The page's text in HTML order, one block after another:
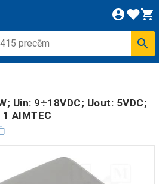
Uin: 9÷18VDC; Uout: 5VDC;
AIMTEC